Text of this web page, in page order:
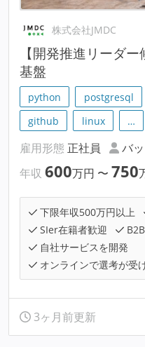
株式会社JMDC
【開発推進リーダ
基盤
python postgresql
github
linux …
雇用形態 正社員 バ
年収 600万円 〜 750
下限年収500万円以上
SIer在籍者歓迎
自社サービスを開発
オンラインで選考が受
3ヶ月前更新